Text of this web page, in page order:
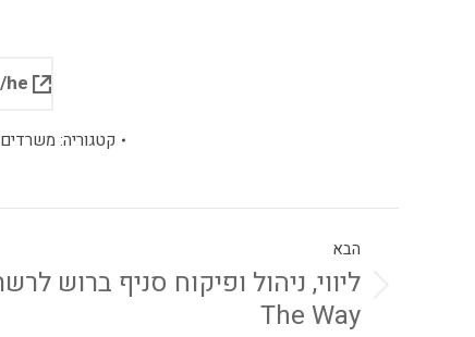
https://www.haifa-group.com/he
קטגוריה: משרדים
הבא
The Way